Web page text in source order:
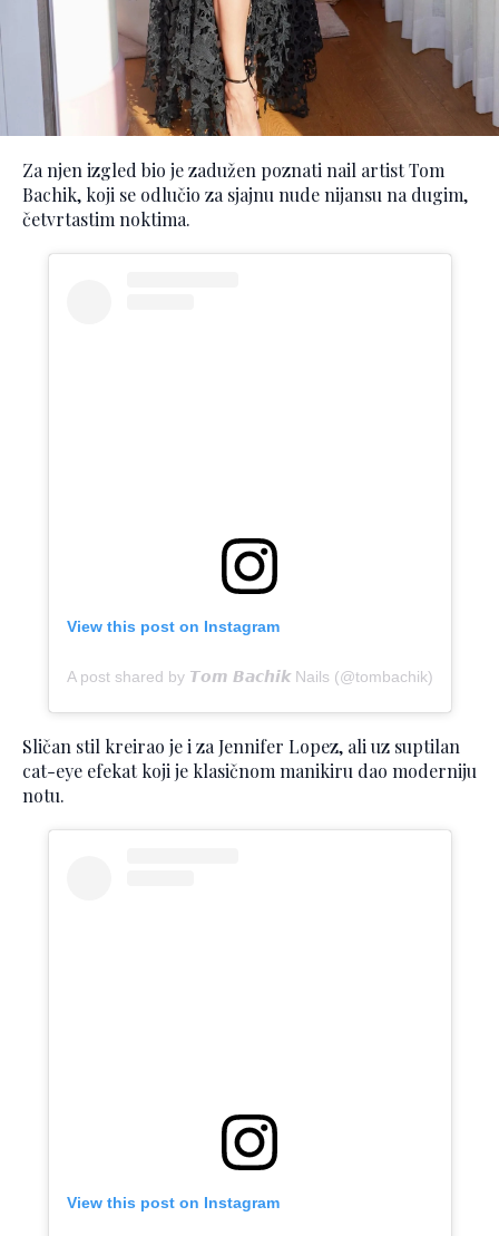
Za njen izgled bio je zadužen poznati nail artist Tom
Bachik, koji se odlučio za sjajnu nude nijansu na dugim,
četvrtastim noktima.
View this post on Instagram
A post shared by 𝙏𝙤𝙢 𝘽𝙖𝙘𝙝𝙞𝙠 Nails (@tombachik)
Sličan stil kreirao je i za Jennifer Lopez, ali uz suptilan
cat-eye efekat koji je klasičnom manikiru dao moderniju
notu.
View this post on Instagram